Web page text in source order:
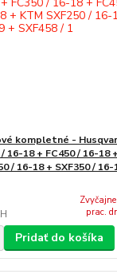
kompletné -
16-18 + FC450 / 16-18
/ 16-18 + SXF350 / 16-
prac.
Pridať do košíka